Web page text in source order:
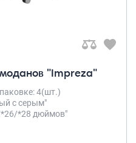
"Impreza"
4(шт.)
с серым"
*28 дюймов"